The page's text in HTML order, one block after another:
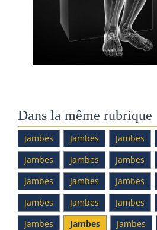
Dans la même rubrique
Jambes Jambes Jambes
Jambes
Jambes Jambes
Jambes
Jambes Jambes
Jambes
Jambes Jambes
Jambes
Jambes Jambes